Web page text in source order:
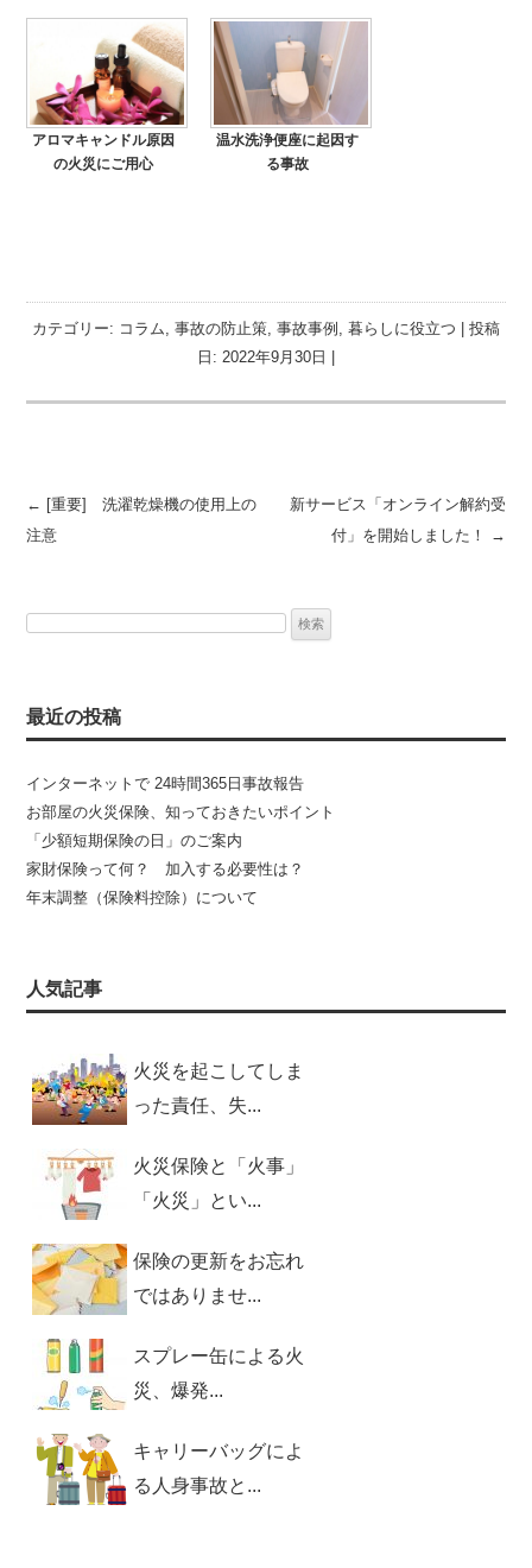
アロマキャンドル原因
の火災にご用心
温水洗浄便座に起因す
る事故
カテゴリー: コラム, 事故の防止策, 事故事例 , 暮らしに役立つ | 投稿
日: 2022年9月30日
投稿ナビゲーション
← [重要] 洗濯乾燥機の使用上の
注意
新サービス「オンライン解約受
付」を開始しました！
→
検
最近の投稿
インターネットで 24時間365日事故報告
お部屋の火災保険、知っておきたいポイント
「少額短期保険の日」のご案内
家財保険って何？ 加入する必要性は？
年末調整（保険料控除）について
人気記事
火災を起こしてしま
った責任、失...
火災保険と「火事」
「火災」とい...
保険の更新をお忘れ
ではありませ...
スプレー缶による火
災、爆発...
キャリーバッグによ
る人身事故と...